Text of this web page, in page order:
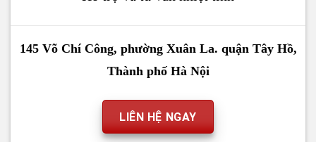
145 Võ Chí Công, phường Xuân La. quận Tây Hồ,
Thành phố Hà Nội
LIÊN HỆ NGAY